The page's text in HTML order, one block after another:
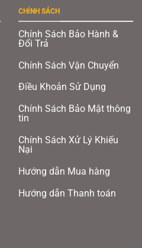
CHÍNH SÁCH
Chính Sách Bảo Hành &
Đổi Trả
Chính Sách Vận Chuyển
Điều Khoản Sử Dụng
Chính Sách Bảo Mật thông
tin
Chính Sách Xử Lý Khiếu
Nại
Hướng dẫn Mua hàng
Hướng dẫn Thanh toán